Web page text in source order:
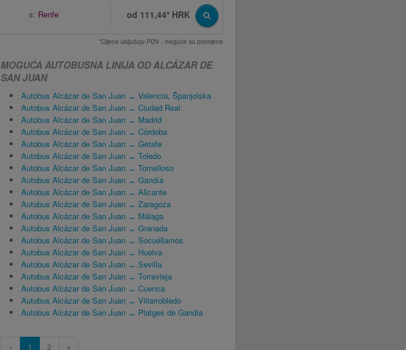
s: Renfe od 111,44* HRK
*Cijene uključuju PDV - moguće su promjene
MOGUĆA AUTOBUSNA LINIJA OD ALCÁZAR DE
SAN JUAN
Autobus Alcázar de San Juan ↔ Valencia, Španjolska
Autobus Alcázar de San Juan ↔ Ciudad Real
Autobus Alcázar de San Juan ↔ Madrid
Autobus Alcázar de San Juan ↔ Córdoba
Autobus Alcázar de San Juan ↔ Getafe
Autobus Alcázar de San Juan ↔ Toledo
Autobus Alcázar de San Juan ↔ Tomelloso
Autobus Alcázar de San Juan ↔ Gandía
Autobus Alcázar de San Juan ↔ Alicante
Autobus Alcázar de San Juan ↔ Zaragoza
Autobus Alcázar de San Juan ↔ Málaga
Autobus Alcázar de San Juan ↔ Granada
Autobus Alcázar de San Juan ↔ Socuéllamos
Autobus Alcázar de San Juan ↔ Huelva
Autobus Alcázar de San Juan ↔ Sevilla
Autobus Alcázar de San Juan ↔ Torrevieja
Autobus Alcázar de San Juan ↔ Cuenca
Autobus Alcázar de San Juan ↔ Villarrobledo
Autobus Alcázar de San Juan ↔ Platges de Gandia
« 1 2 »